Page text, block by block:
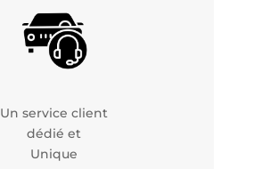
Un service client
dédié et
Unique